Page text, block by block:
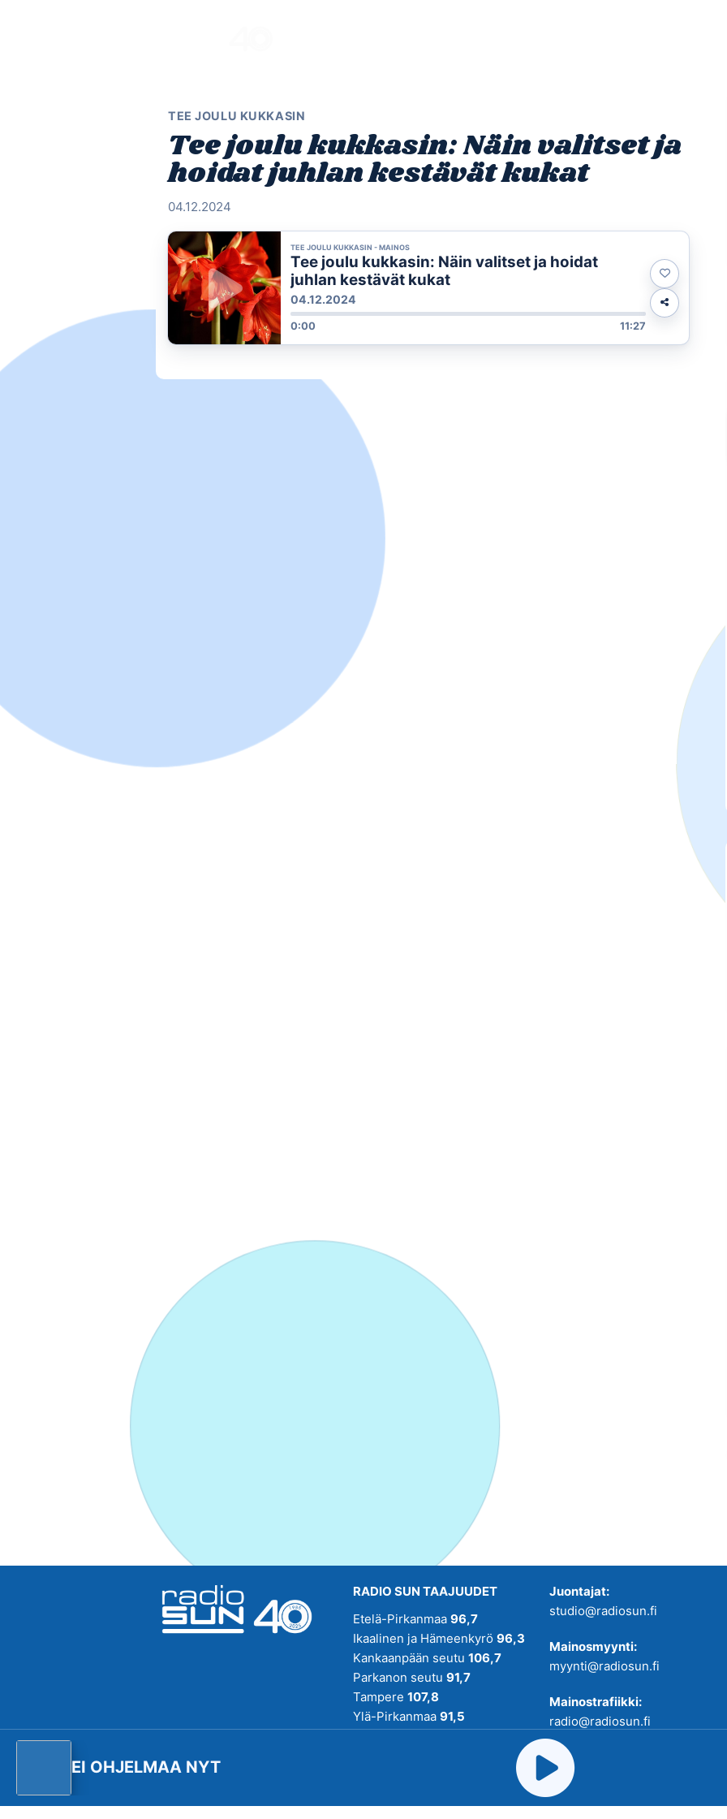
TEE JOULU KUKKASIN
Tee joulu kukkasin: Näin valitset ja
hoidat juhlan kestävät kukat
04.12.2024
TEE JOULU KUKKASIN - MAINOS
Tee joulu kukkasin: Näin valitset ja hoidat
juhlan kestävät kukat
04.12.2024
0:00 11:27
RADIO SUN TAAJUUDET
Etelä-Pirkanmaa 96,7
Ikaalinen ja Hämeenkyrö 96,3
Kankaanpään seutu 106,7
Parkanon seutu 91,7
Tampere 107,8
Ylä-Pirkanmaa 91,5
Pirmedioita.
Juontajat:
studio@radiosun.fi
Mainosmyynti:
myynti@radiosun.fi
Mainostrafiikki:
radio@radiosun.fi
Uutis-, juttu- ja menovinkit:
toimitus@radiosun.fi
EI OHJELMAA NYT